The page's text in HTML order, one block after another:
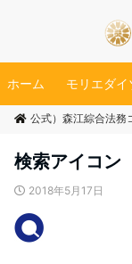
ホーム モリエダイ
公式）森江綜合法務
検索アイコン
2018年5月17日